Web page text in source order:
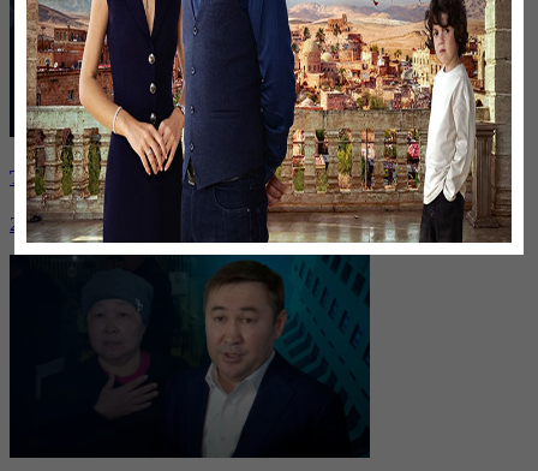
Таразда ТЭЦ қызметкерлері жалақы көтеруді талап етті
26 января, 19:36